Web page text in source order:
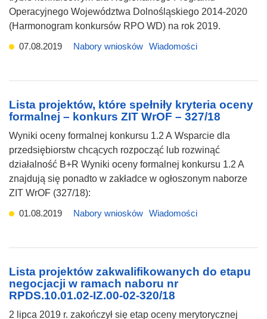
Operacyjnego Województwa Dolnośląskiego 2014-2020
(Harmonogram konkursów RPO WD) na rok 2019.
07.08.2019
Nabory wniosków Wiadomości
Lista projektów, które spełniły kryteria oceny
formalnej – konkurs ZIT WrOF – 327/18
Wyniki oceny formalnej konkursu 1.2 A Wsparcie dla
przedsiębiorstw chcących rozpocząć lub rozwinąć
działalność B+R Wyniki oceny formalnej konkursu 1.2 A
znajdują się ponadto w zakładce w ogłoszonym naborze
ZIT WrOF (327/18):
01.08.2019
Nabory wniosków Wiadomości
Lista projektów zakwalifikowanych do etapu
negocjacji w ramach naboru nr
RPDS.10.01.02-IZ.00-02-320/18
2 lipca 2019 r. zakończył się etap oceny merytorycznej